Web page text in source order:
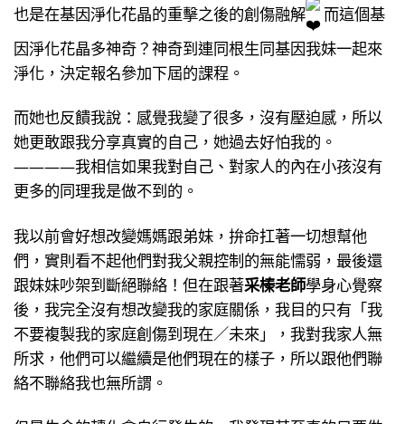
也是在基因淨化花晶的重擊之後的創傷融解
而這個基
因淨化花晶多神奇？神奇到連同根生同基因我妹一起來
淨化，決定報名參加下屆的課程。
而她也反饋我說：感覺我變了很多，沒有壓迫感，所以
她更敢跟我分享真實的自己，她過去好怕我的。
————我相信如果我對自己、對家人的內在小孩沒有
更多的同理我是做不到的。
我以前會好想改變媽媽跟弟妹，拚命扛著一切想幫他
們，實則看不起他們對我父親控制的無能懦弱，最後還
跟妹妹吵架到斷絕聯絡！但在跟著采榛老師學身心覺察
後，我完全沒有想改變我的家庭關係，我目的只有「我
不要複製我的家庭創傷到現在／未來」，我對我家人無
所求，他們可以繼續是他們現在的樣子，所以跟他們聯
絡不聯絡我也無所謂。